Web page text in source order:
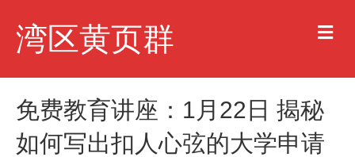
湾区黄页群 M
e
u
免费教育讲座：1月22日 揭秘
如何写出扣人心弦的大学申请